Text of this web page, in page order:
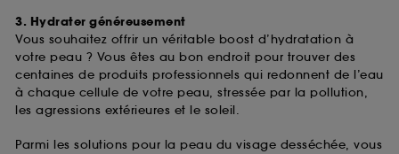
3. Hydrater généreusement
Vous souhaitez offrir un véritable boost d’hydratation à
votre peau ? Vous êtes au bon endroit pour trouver des
centaines de produits professionnels qui redonnent de l’eau
à chaque cellule de votre peau, stressée par la pollution,
les agressions extérieures et le soleil.
Parmi les solutions pour la peau du visage desséchée, vous